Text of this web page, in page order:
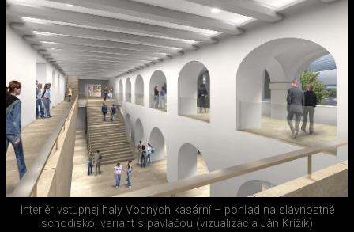
Interiér vstupnej haly Vodných kasární – pohľad na slávnostné
schodisko, variant s pavlačou (vizualizácia Ján Krížik)